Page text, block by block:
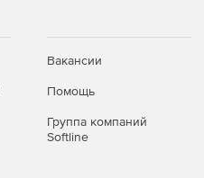
Вакансии
Помощь
Группа компаний
Softline